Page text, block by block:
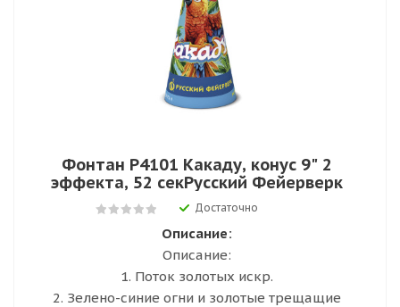
Фонтан Р4101 Какаду, конус 9" 2
эффекта, 52 секРусский Фейерверк
Достаточно
Описание:
Описание:
1. Поток золотых искр.
2. Зелено-синие огни и золотые трещащие